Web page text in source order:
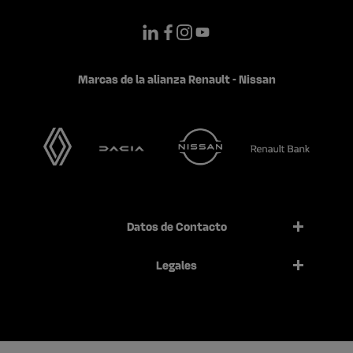
Marcas de la alianza Renault - Nissan
Datos de Contacto
Legales